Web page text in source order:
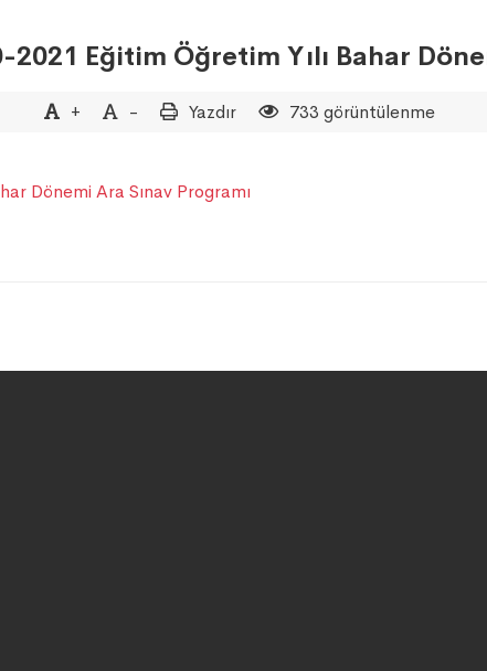
2021 Eğitim Öğretim Yılı Bahar
+ - Yazdır 733 görüntülenme
Dönemi Ara Sınav Programı